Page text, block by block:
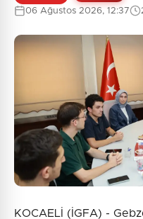
06 Ağustos 2026, 12:37
KOCAELİ (İGFA) -